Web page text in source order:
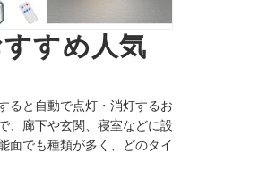
すめ人気
ると自動で点灯・消灯するお
、廊下や玄関、寝室などに設
面でも種類が多く、どのタイ